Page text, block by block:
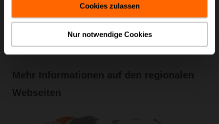
Cookies zulassen
Nur notwendige Cookies
Webseiten